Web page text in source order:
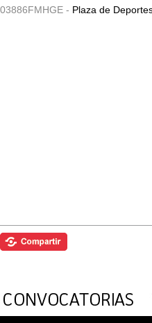
03886FMHGE - Plaza de